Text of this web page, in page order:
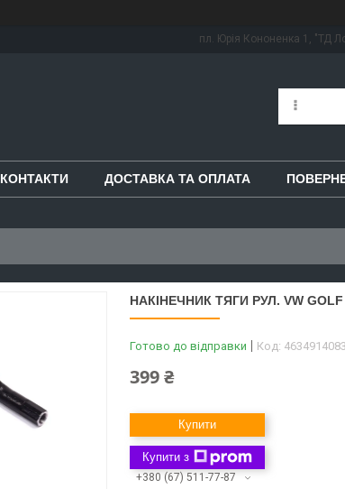
пл. Юрія Кононенка 1, "ТД
КОНТАКТИ ДОСТАВКА ТА ОПЛАТА
НАКІНЕЧНИК ТЯГИ РУЛ. VW GOLF
Готово до відправки Код:
399 ₴
Купити
Купити з
+380 (67) 511-77-87